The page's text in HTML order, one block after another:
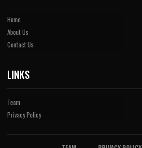
Home
About Us
Contact Us
LINKS
Team
Privacy Policy